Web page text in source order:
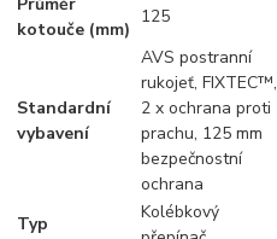
Průměr
kotouče (mm)
125
Standardní
vybavení
AVS postranní
rukojeť, FIXTEC™,
2 x ochrana proti
prachu, 125 mm
bezpečnostní
ochrana
Typ
Kolébkový